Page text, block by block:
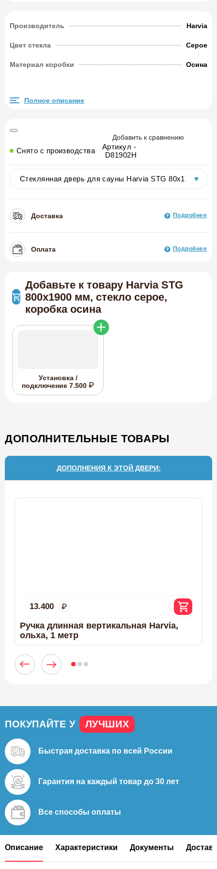
Производитель Harvia
Цвет стекла Серое
Материал коробки Осина
Полное описание
Добавить к сравнению
Снято с производства
Артикул -
D81902H
Доставка Подробнее
Оплата Подробнее
Добавьте к товару Harvia STG
800x1900 мм, стекло серое,
коробка осина
Установка /
подключение 7.500
ДОПОЛНИТЕЛЬНЫЕ ТОВАРЫ
ДОПОЛНЕНИЯ К ЭТОЙ ДВЕРИ:
13.400
Ручка длинная вертикальная Harvia,
ольха, 1 метр
ПОКУПАЙТЕ У ЛУЧШИХ
Быстрая доставка по всей России
Гарантия на каждый товар до 30 лет
Все способы оплаты
Описание Характеристики Документы